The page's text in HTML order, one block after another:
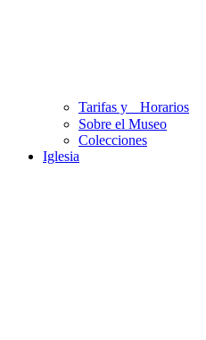
Tarifas y Horarios
Sobre el Museo
Colecciones
Iglesia